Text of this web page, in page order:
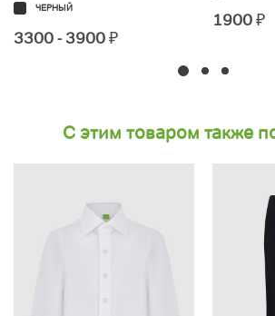
ЧЕРНЫЙ
3300 - 3900₽
1900₽
С этим товаром также